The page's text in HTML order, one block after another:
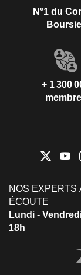
N°1 du
+ 1 300
NOS EXPERTS
ÉCOUTE
Lundi -
18h